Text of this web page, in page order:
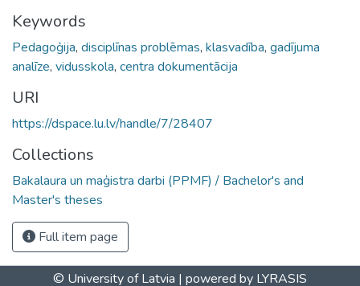
Keywords
Pedagoģija, disciplīnas problēmas, klasvadība, gadījuma
analīze, vidusskola, centra dokumentācija
URI
https://dspace.lu.lv/handle/7/28407
Collections
Bakalaura un maģistra darbi (PPMF) / Bachelor's and
Master's theses
Full item page
© University of Latvia | powered by LYRASIS